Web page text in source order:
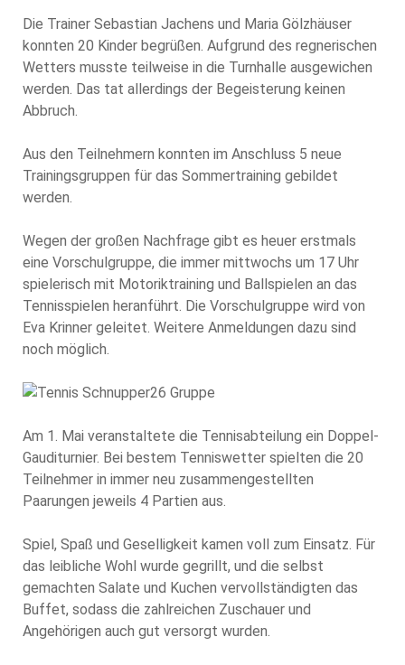
Die Trainer Sebastian Jachens und Maria Gölzhäuser
konnten 20 Kinder begrüßen. Aufgrund des regnerischen
Wetters musste teilweise in die Turnhalle ausgewichen
werden. Das tat allerdings der Begeisterung keinen
Abbruch.
Aus den Teilnehmern konnten im Anschluss 5 neue
Trainingsgruppen für das Sommertraining gebildet
werden.
Wegen der großen Nachfrage gibt es heuer erstmals
eine Vorschulgruppe, die immer mittwochs um 17 Uhr
spielerisch mit Motoriktraining und Ballspielen an das
Tennisspielen heranführt. Die Vorschulgruppe wird von
Eva Krinner geleitet. Weitere Anmeldungen dazu sind
noch möglich.
Am 1. Mai veranstaltete die Tennisabteilung ein Doppel-
Gauditurnier. Bei bestem Tenniswetter spielten die 20
Teilnehmer in immer neu zusammengestellten
Paarungen jeweils 4 Partien aus.
Spiel, Spaß und Geselligkeit kamen voll zum Einsatz. Für
das leibliche Wohl wurde gegrillt, und die selbst
gemachten Salate und Kuchen vervollständigten das
Buffet, sodass die zahlreichen Zuschauer und
Angehörigen auch gut versorgt wurden.